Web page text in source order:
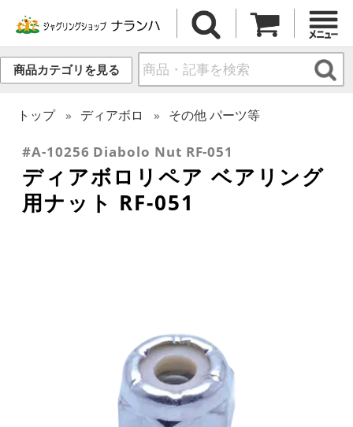
商品カテゴリを見る
トップ ディアボロ その他 パーツ等
#A-10256 Diabolo Nut RF-051
ディアボロリペア ベアリング
用ナット RF-051